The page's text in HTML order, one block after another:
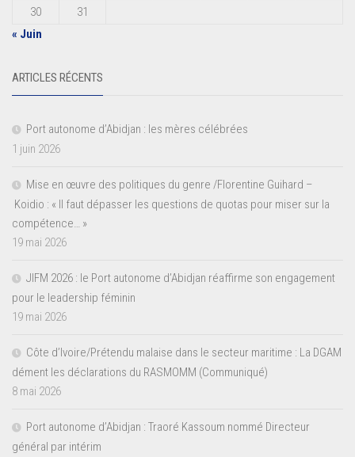
30
31
« Juin
ARTICLES RÉCENTS
Port autonome d’Abidjan : les mères célébrées
1 juin 2026
Mise en œuvre des politiques du genre /Florentine Guihard –
Koidio : « Il faut dépasser les questions de quotas pour miser sur la
compétence… »
19 mai 2026
JIFM 2026 : le Port autonome d’Abidjan réaffirme son engagement
pour le leadership féminin
19 mai 2026
Côte d’Ivoire/Prétendu malaise dans le secteur maritime : La DGAM
dément les déclarations du RASMOMM (Communiqué)
8 mai 2026
Port autonome d’Abidjan : Traoré Kassoum nommé Directeur
général par intérim